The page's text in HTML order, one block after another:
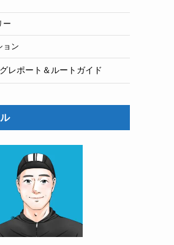
ー
ョン
レポート＆ルートガイド